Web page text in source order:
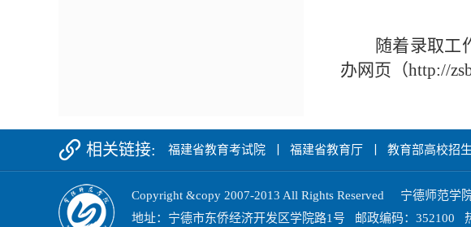
随着录取工
办网页（http://
相关链接: 福建省教育考试院 福建省教育厅 教育部高校招
Copyright &copy 2007-2013 All Rights Reserved 宁德师范学
地址：宁德市东侨经济开发区学院路1号 邮政编码：352100